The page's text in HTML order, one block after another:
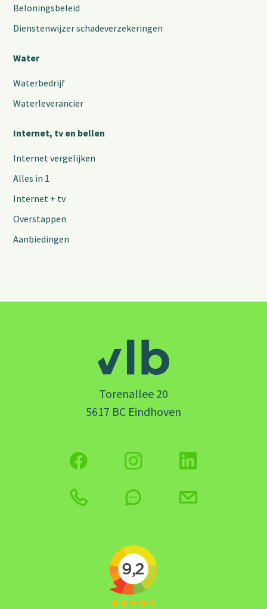
Beloningsbeleid
Dienstenwijzer schadeverzekeringen
Water
Waterbedrijf
Waterleverancier
Internet, tv en bellen
Internet vergelijken
Alles in 1
Internet + tv
Overstappen
Aanbiedingen
Torenallee 20
5617 BC Eindhoven